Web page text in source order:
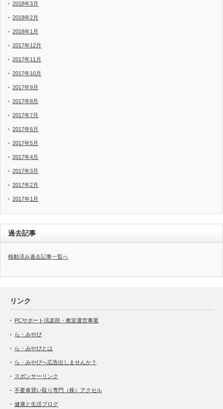
2018年3月
2018年2月
2018年1月
2017年12月
2017年11月
2017年10月
2017年9月
2017年8月
2017年7月
2017年6月
2017年5月
2017年4月
2017年3月
2017年2月
2017年1月
過去記事
移動済み過去記事一覧へ
リンク
PCサポート倶楽部・教室運営事業
ら・みやび
ら・みやびとは
ら・みやびへ広告出しませんか？
スポンサーリンク
不要車買い取り専門（株）アクセル
健康と生活ブログ